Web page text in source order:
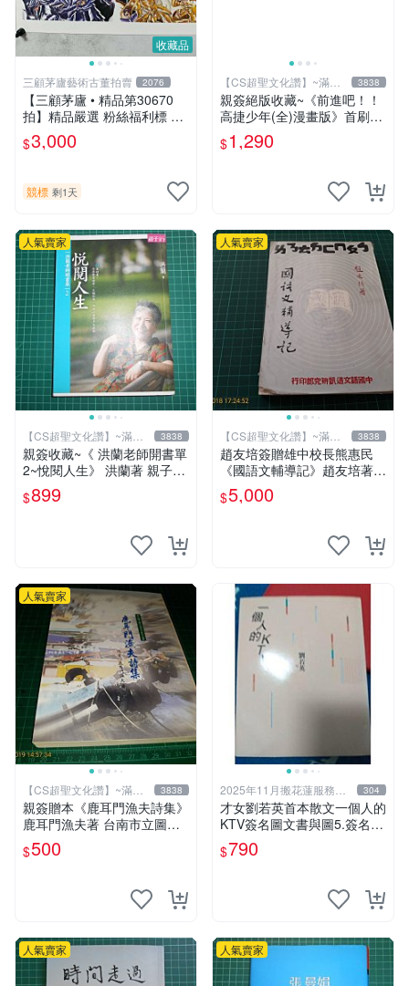
收藏品
三顧茅廬藝術古董拍賣 2076
【三顧茅廬 • 精品第30670
拍】精品嚴選 粉絲福利標 日
本動漫大師 車田正美簽名照
片《聖鬥士星矢》！ 特惠起
$3,000
競標 剩1天
【CS超聖文化讚】~滿千
元送運
3838
親簽絕版收藏~《前進吧！！
高捷少年(全)漫畫版》首刷限
贈送「全員集合」畫報卡*1張
PET卡*1張.魏思佳(Sika)
$1,290
人氣賣家
【CS超聖文化讚】~滿千
元送運
3838
親簽收藏~《 洪蘭老師開書單
2~悅閱人生》 洪蘭著 親子天
下 【CS超聖文化2讚】
$899
人氣賣家
【CS超聖文化讚】~滿千
元送運
3838
趙友培簽贈雄中校長熊惠民
《國語文輔導記》趙友培著
中國語文通訊研究部印行 民
國53年臺北初版 書背封底有
$5,000
人氣賣家
【CS超聖文化讚】~滿千
元送運
3838
親簽贈本《鹿耳門漁夫詩集》
鹿耳門漁夫著 台南市立圖書
館 民國91年 【CS超聖文化
讚】
$500
2025年11月搬花蓮服務照
常
304
才女劉若英首本散文一個人的
KTV簽名圖文書與圖5.簽名圖
文書 我想跟你走無註紀等 頗
新 分售各790$
$790
人氣賣家 人氣賣家